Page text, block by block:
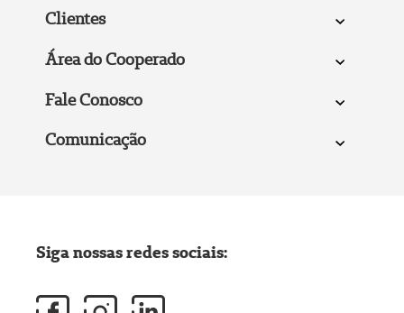
Clientes
Área do Cooperado
Fale Conosco
Comunicação
Siga nossas redes sociais: